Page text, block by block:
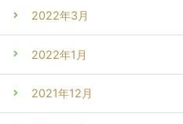
2022年3月
2022年1月
2021年12月